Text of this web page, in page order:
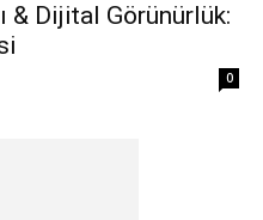
& Dijital Görünürlük:
0